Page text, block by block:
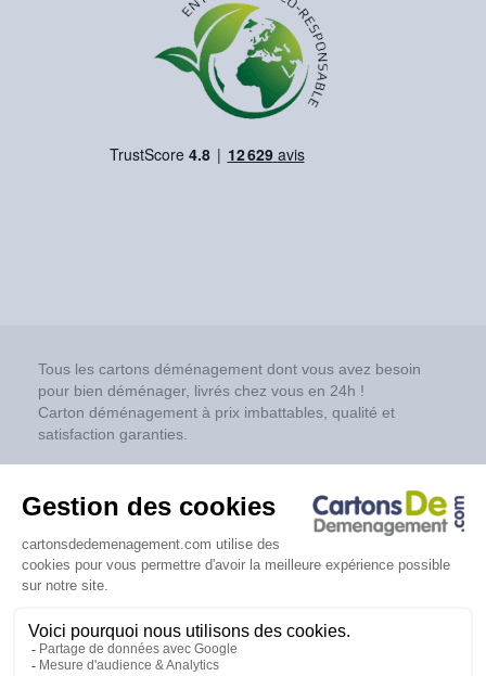
Tous les cartons déménagement dont vous avez besoin
pour bien déménager, livrés chez vous en 24h !
Carton déménagement à prix imbattables, qualité et
satisfaction garanties.
Réseaux sociaux
Copyright © 2026 Cartonsdedemenagement.com